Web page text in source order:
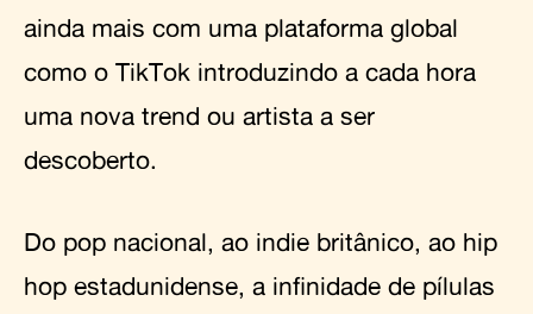
ainda mais com uma plataforma global
como o TikTok introduzindo a cada hora
uma nova trend ou artista a ser
descoberto.
Do pop nacional, ao indie britânico, ao hip
hop estadunidense, a infinidade de pílulas